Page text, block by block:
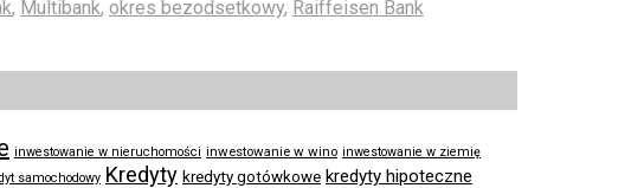
, Multibank, okres bezodsetkowy, Raiffeisen Bank
inwestowanie w nieruchomości inwestowanie w wino inwestowanie w ziemię
samochodowy Kredyty kredyty gotówkowe kredyty hipoteczne